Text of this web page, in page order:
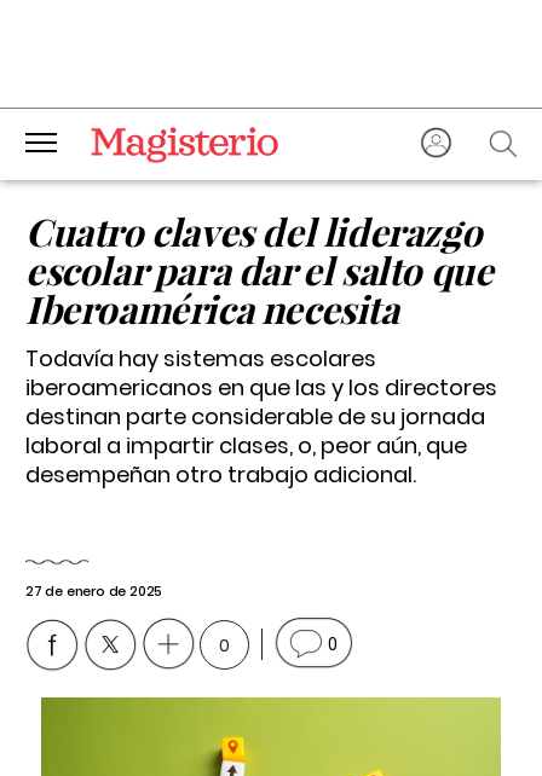
Cuatro claves del liderazgo
escolar para dar el salto que
Iberoamérica necesita
Todavía hay sistemas escolares
iberoamericanos en que las y los directores
destinan parte considerable de su jornada
laboral a impartir clases, o, peor aún, que
desempeñan otro trabajo adicional.
27 de enero de 2025
0 0